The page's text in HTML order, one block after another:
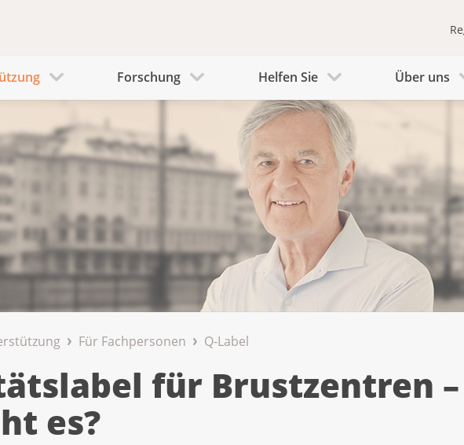
Forschung Helfen Sie Über uns
Für Fachpersonen Q-Label
für Brustzentren –
es?